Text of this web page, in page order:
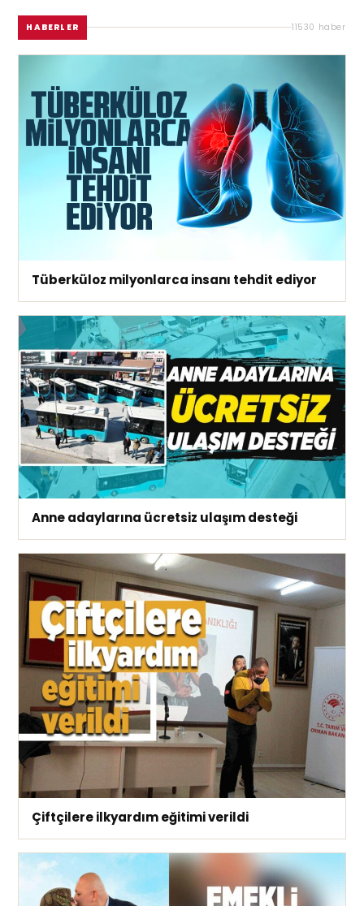
HABERLER 11530 haber
Tüberküloz milyonlarca insanı tehdit ediyor
Anne adaylarına ücretsiz ulaşım desteği
Çiftçilere ilkyardım eğitimi verildi